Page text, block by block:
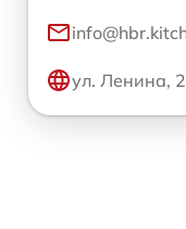
ул. Ленина,